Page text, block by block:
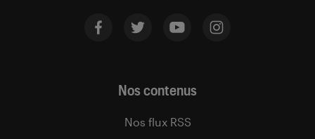
Nos contenus
Nos flux RSS